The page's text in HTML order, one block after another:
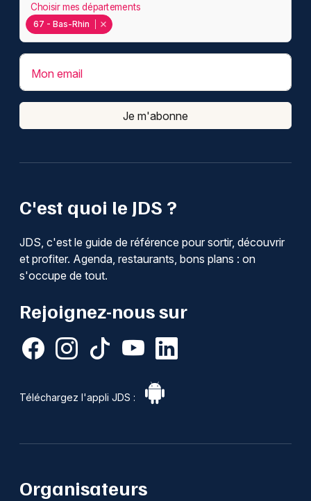
C'est quoi le JDS ?
JDS, c'est le guide de référence pour sortir, découvrir
et profiter. Agenda, restaurants, bons plans : on
s'occupe de tout.
Rejoignez-nous sur
Téléchargez l'appli JDS :
67 - Bas-Rhin
Choisir mes départements
Mon email
Je m'abonne
Organisateurs